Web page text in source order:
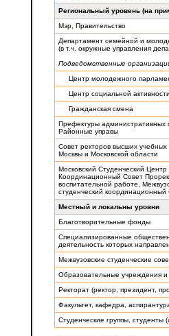
Региональный уровень (на
Мэр, Правительство
Департамент семейной и
(в т.ч. окружные управления
Подведомственные
Центр молодежного
Центр социальной
Гражданская смена
Префектуры административных
Районные управы
Совет ректоров высших учебных
Москвы и Московской области
Московский Студенческий
Координационный Совет
воспитательной работе,
студенческий координационный
Местный и локальны уровни
Благотворительные фонды
Специализированные
деятельность которых
Межвузовские студенческие
Образовательные учреждения
Ректорат (ректор, президент,
Факультет, кафедра,
Студенческие группы,